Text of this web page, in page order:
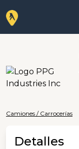
Camiones / Carrocerías
Detalles